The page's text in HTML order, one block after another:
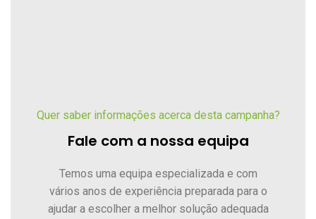
Quer saber informações acerca desta campanha?
Fale com a nossa equipa
Temos uma equipa especializada e com
vários anos de experiência preparada para o
ajudar a escolher a melhor solução adequada